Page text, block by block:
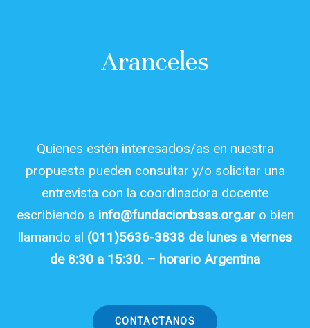
Aranceles
Quienes estén interesados/as en nuestra
propuesta pueden consultar y/o solicitar una
entrevista con la coordinadora docente
escribiendo a info@fundacionbsas.org.aro bien
llamando al (011)5636-3838 de lunes a viernes
de 8:30 a 15:30. – horario Argentina
CONTACTANOS